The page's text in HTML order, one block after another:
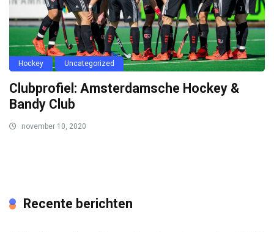
Hockey Uncategorized
Clubprofiel: Amsterdamsche Hockey &
Bandy Club
november 10, 2020
Recente berichten